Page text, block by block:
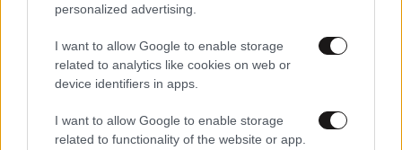
personalized advertising.
I want to allow Google to enable storage
related to analytics like cookies on web or
device identifiers in apps.
I want to allow Google to enable storage
related to functionality of the website or app.
LIFESTYLE09·08·2026 09:01
Η 23χρονη κόρη τoυ Μάικλ Ντάγκλας και της
girl του Χόλιγουντ